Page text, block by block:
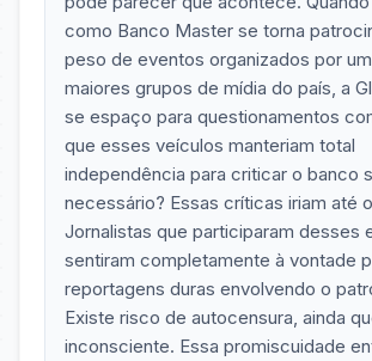
como Banco Master se torna
peso de eventos organizados por
maiores grupos de mídia do país, a
se espaço para questionamentos
que esses veículos manteriam total
independência para criticar o banco
necessário? Essas críticas iriam até
Jornalistas que participaram desses
sentiram completamente à vontade
reportagens duras envolvendo o
Existe risco de autocensura, ainda
inconsciente. Essa promiscuidade